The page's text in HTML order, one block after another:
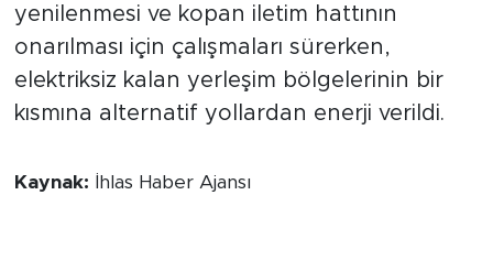
yenilenmesi ve kopan iletim hattının
onarılması için çalışmaları sürerken,
elektriksiz kalan yerleşim bölgelerinin bir
kısmına alternatif yollardan enerji verildi.
Kaynak: İhlas Haber Ajansı